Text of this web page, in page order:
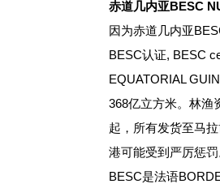
赤道几内亚BESC
因为赤道几内亚
BESC认证, BESC
EQUATORIAL
368亿立方米。林渔
起，所有发货至马
港可能受到严厉惩罚
BESC是法语